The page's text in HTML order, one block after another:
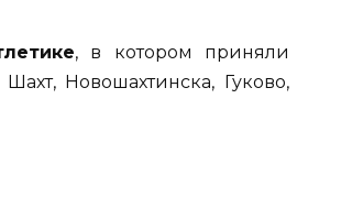
, в котором приняли
Новошахтинска, Гуково,